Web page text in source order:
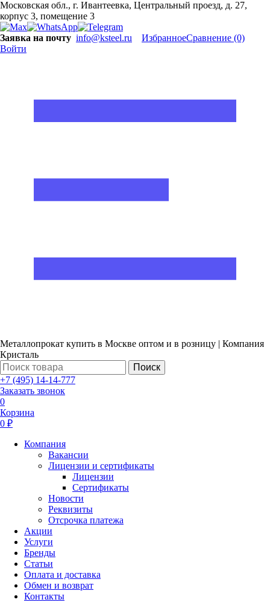
Московская обл., г. Ивантеевка, Центральный проезд, д. 27,
корпус 3, помещение 3
Заявка на почту info@ksteel.ru ИзбранноеСравнение (0)
Войти
Металлопрокат купить в Москве оптом и в розницу | Компания
Кристаль
Поиск
+7 (495) 14-14-777
Заказать звонок
0
Корзина
0 ₽
Компания
Вакансии
Лицензии и сертификаты
Лицензии
Сертификаты
Новости
Реквизиты
Отсрочка платежа
Акции
Услуги
Бренды
Статьи
Оплата и доставка
Обмен и возврат
Контакты